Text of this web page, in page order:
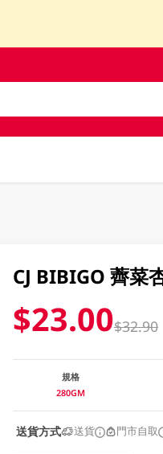
CJ BIBIGO 薺菜
$23.00$32.90
規格
280GM
送貨方式 送貨 門市自取